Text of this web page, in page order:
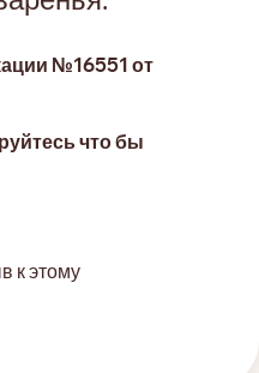
№16551 от
что бы
к этому